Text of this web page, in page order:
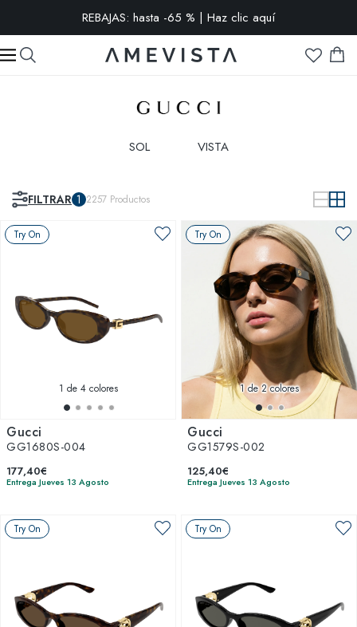
REBAJAS: hasta -65 % | Haz clic aquí
SOL VISTA
FILTRAR 1 2257 Productos
Try On
1 de 4 colores
Gucci
GG1680S-004
177,40€
Entrega Jueves 13 Agosto
Try On
1de 2 colores
Gucci
GG1579S-002
125,40€
Entrega Jueves 13 Agosto
Try On Try On